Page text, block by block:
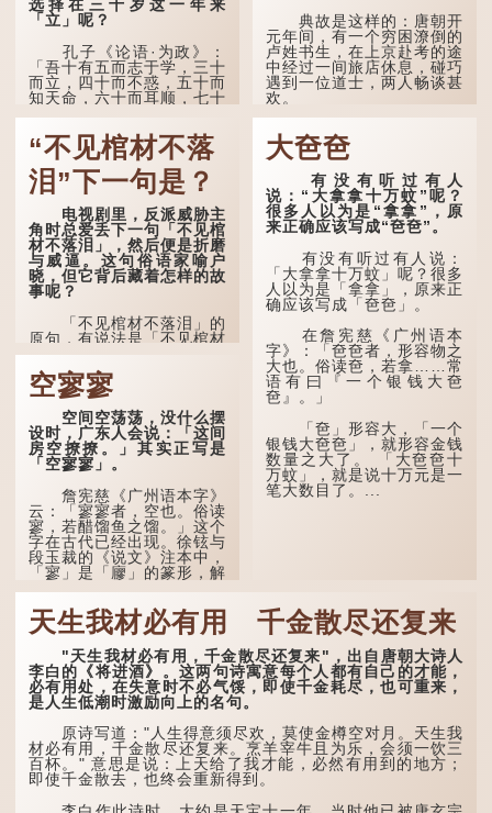
选择在三十岁这一年来
「立」呢？
孔子《论语·为政》：
「吾十有五而志于学，三十
而立，四十而不惑，五十而
知天命，六十而耳顺，七十
在古代，男子一般于二
十岁进行冠礼，冠礼完成后
便是成人，但由于未达壮
年，所以又称「弱冠」。
《礼记·曲礼》明确记载：
「人生十年曰幼，学；二十
曰弱，冠；三十曰壮，有
室。」这说明三十岁...
典故是这样的：唐朝开
元年间，有一个穷困潦倒的
卢姓书生，在上京赴考的途
中经过一间旅店休息，碰巧
遇到一位道士，两人畅谈甚
欢。
自己虽贵为读书人，但一直
未能考取功名，仍然贫困，
感到十分落泊。于是，道士
拿出一个青瓷枕头，让卢姓
书生睡一睡，便能满足他希
望得到荣华富贵的愿望。
这时，...
“不见棺材不落
泪”下一句是？
电视剧里，反派威胁主
角时总爱丢下一句「不见棺
材不落泪」，然后便是折磨
与威逼。这句俗语家喻户
晓，但它背后藏着怎样的故
事呢？
「不见棺材不落泪」的
原句，有说法是「不见棺材
不下泪」或「不见亲棺不下
泪」，出自明朝兰陵笑笑生
所著的《金瓶梅词话》第九
十八回。原意是指人未亲眼
见到亲人棺木，便不会真正
感到悲伤；后来引申为比喻
人执迷不悟，不到彻底失
败，便不肯罢休。
许多人对这上半句耳熟
能详，但它其实还有下半句
——「不到黄河心不死」...
空寥寥
空间空荡荡，没什么摆
设时，广东人会说：「这间
房空撩撩。」其实正写是
「空寥寥」。
詹宪慈《广州语本字》
云：「寥寥者，空也。俗读
寥，若醋馏鱼之馏。」这个
字在古代已经出现。徐铉与
段玉裁的《说文》注本中，
「寥」是「廫」的篆形，解
事，以「寥寥安期，虚质高
清」形容空虚无所事事。
唐代《艺文类聚》引晋
孙绰《表哀诗》：「寥寥空
堂，寂寂响户」...
大夿夿
有没有听过有人
说：“大拿拿十万蚊”呢？
很多人以为是“拿拿”，原
来正确应该写成“夿夿”。
有没有听过有人说：
「大拿拿十万蚊」呢？很多
人以为是「拿拿」，原来正
确应该写成「夿夿」。
在詹宪慈《广州语本
字》：「夿夿者，形容物之
大也。俗读夿，若拿……常
语有曰『一个银钱大夿
夿』。」
「夿」形​​容大，「一个
银钱大夿夿」，就形容金钱
数量之大了。 「大夿夿十
万蚊」，就是说十万元是一
笔大数目了。...
天生我材必有用 千金散尽还复来
"天生我材必有用，千金散尽还复来"，出自唐朝大诗人
李白的《将进酒》。这两句诗寓意每个人都有自己的才能，
必有用处，在失意时不必气馁，即使千金耗尽，也可重来，
是人生低潮时激励向上的名句。
原诗写道："人生得意须尽欢，莫使金樽空对月。天生我
材必有用，千金散尽还复来。烹羊宰牛且为乐，会须一饮三
百杯。" 意思是说：上天给了我才能，必然有用到的地方；
即使千金散去，也终会重新得到。